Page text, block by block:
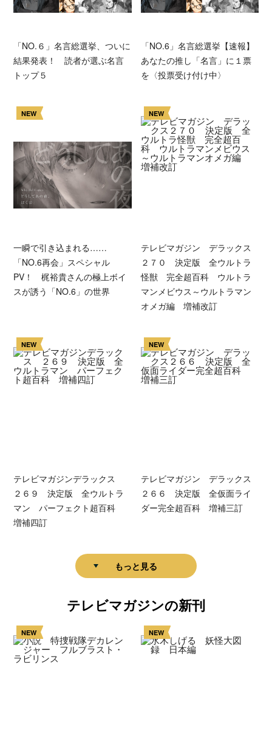
「NO.６」名言総選挙、ついに
結果発表！ 読者が選ぶ名言
トップ５
「NO.6」名言総選挙【速報】
あなたの推し「名言」に１票
を〈投票受け付け中〉
NEW
一瞬で引き込まれる……
「NO.6再会」スペシャル
PV！ 梶裕貴さんの極上ボイ
スが誘う「NO.6」の世界
NEW
テレビマガジン デラックス
２７０ 決定版 全ウルトラ
怪獣 完全超百科 ウルトラ
マンメビウス～ウルトラマン
オメガ編 増補改訂
NEW
テレビマガジンデラックス
２６９ 決定版 全ウルトラ
マン パーフェクト超百科
増補四訂
NEW
テレビマガジン デラックス
２６６ 決定版 全仮面ライ
ダー完全超百科 増補三訂
もっと見る
テレビマガジンの新刊
NEW NEW